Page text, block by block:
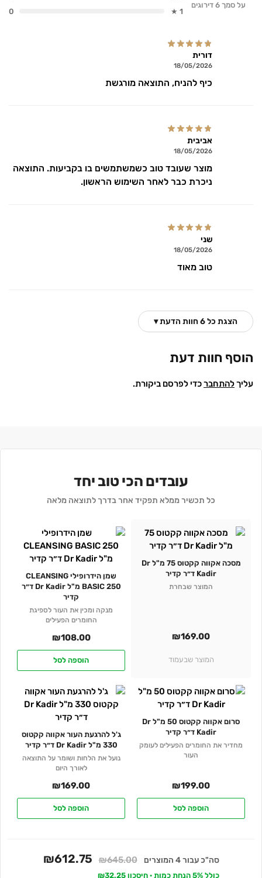
על סמך 6 דירוגים
1 ★
0
דורית
18/05/2026
כיף להניח, התוצאה מורגשת
אביבית
18/05/2026
מוצר שעובד טוב כשמשתמשים בו בקביעות. התוצאה
ניכרת כבר לאחר השימוש הראשון.
שני
18/05/2026
טוב מאוד
הצגת כל 6 חוות הדעת ▾
הוסף חוות דעת
עליךלהתחברכדי לפרסם ביקורת.
עובדים הכי טוב יחד
כל תכשיר ממלא תפקיד אחר בדרך לתוצאה מלאה
מסכה אקווה קקטוס 75 מ"ל Dr
Kadir ד״ר קדיר
המוצר שבחרת
₪169.00
המוצר שבעמוד
שמן הידרופילי CLEANSING
BASIC 250 מ"ל Dr Kadir ד״ר
קדיר
מנקה ומכין את העור לספיגת
החומרים הפעילים
₪108.00
הוספה לסל
סרום אקווה קקטוס 50 מ"ל Dr
Kadir ד״ר קדיר
מחדיר את החומרים הפעילים לעומק
העור
₪199.00
הוספה לסל
ג'ל להרגעת העור אקווה קקטוס
330 מ"ל Dr Kadir ד״ר קדיר
נועל את הלחות ושומר על התוצאה
לאורך היום
₪169.00
הוספה לסל
סה"כ עבור 4 המוצרים ₪645.00
₪612.75
כולל 5% הנחת כמות · חיסכון ₪32.25